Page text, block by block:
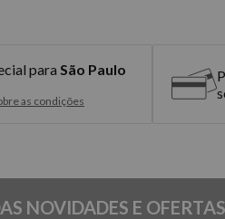
para São Paulo
as condições
NOVIDADES E OFERTAS